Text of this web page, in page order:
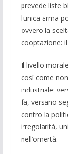
prevede li­ste
l’unica arma
ovvero la
cooptazione:
Il livello
così come
industriale:
fa, versano
con­tro la
irre­golarità,
nell’omertà.